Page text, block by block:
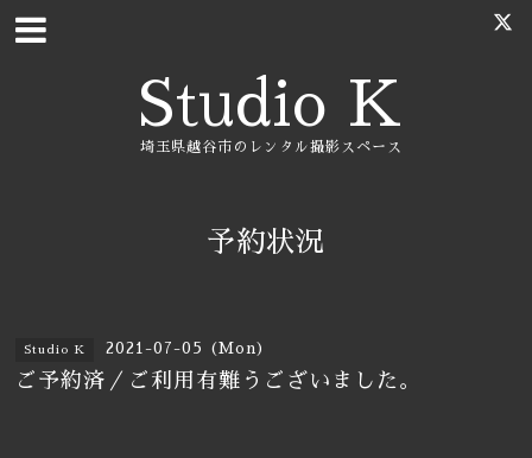
Studio K
埼玉県越谷市のレンタル撮影スペース
予約状況
Studio K 2021-07-05 (Mon)
ご予約済／ご利用有難うございました。